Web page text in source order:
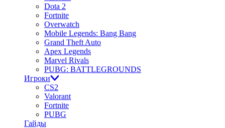
Dota 2
Fortnite
Overwatch
Mobile Legends: Bang Bang
Grand Theft Auto
Apex Legends
Marvel Rivals
PUBG: BATTLEGROUNDS
Игроки
CS2
Valorant
Fortnite
PUBG
Гайды